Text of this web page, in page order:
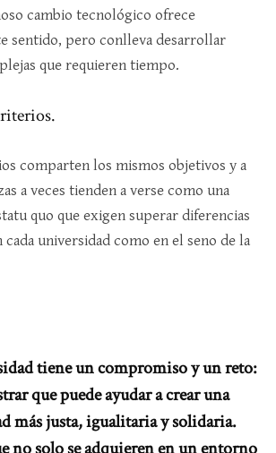
cambio tecnológico ofrece
sentido, pero conlleva desarrollar
que requieren tiempo.
comparten los mismos objetivos y a
a veces tienden a verse como una
quo que exigen superar diferencias
universidad como en el seno de la
tiene un compromiso y un reto:
que puede ayudar a crear una
más justa, igualitaria y solidaria.
no solo se adquieren en un entorno